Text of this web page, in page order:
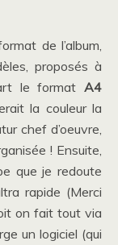
de l’album,
proposés à
le format A4
la couleur la
chef d’oeuvre,
! Ensuite,
que je redoute
rapide (Merci
on fait tout via
un logiciel (qui